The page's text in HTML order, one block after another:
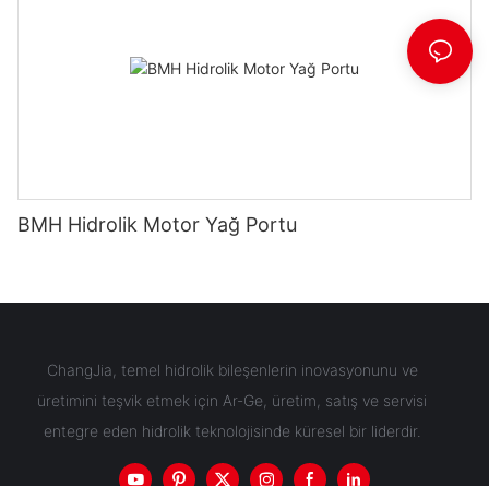
BMH Hidrolik Motor Yağ Portu
ChangJia, temel hidrolik bileşenlerin inovasyonunu ve
üretimini teşvik etmek için Ar-Ge, üretim, satış ve servisi
entegre eden hidrolik teknolojisinde küresel bir liderdir.